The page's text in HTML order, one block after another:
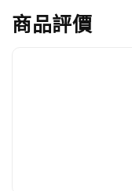
商品評價